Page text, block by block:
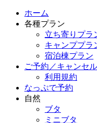
ホーム
各種プラン
立ち寄りプラ
キャンププラ
宿泊棟プラン
ご予約／キャンセ
利用規約
なっぷで予約
自然
ブタ
ミニブタ